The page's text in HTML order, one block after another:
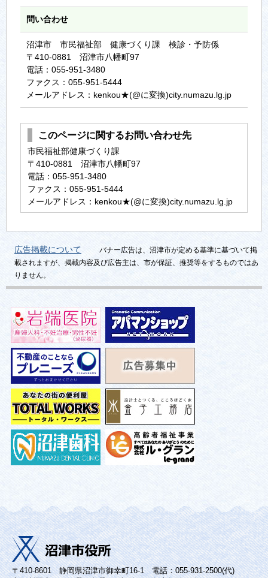
問い合わせ
沼津市 市民福祉部 健康づくり課 検診・予防係
〒410-0881 沼津市八幡町97
電話：055-951-3480
ファクス：055-951-5444
メールアドレス：kenkou★(@に変換)city.numazu.lg.jp
このページに関するお問い合わせ先
市民福祉部健康づくり課
〒410-0881 沼津市八幡町97
電話：055-951-3480
ファクス：055-951-5444
メールアドレス：kenkou★(@に変換)city.numazu.lg.jp
広告掲載について
バナー広告は、沼津市が定める基準に基づいて掲
載されますが、掲載内容及び広告主は、市が保証、推奨等をするものではあ
りません。
〒410-8601 静岡県沼津市御幸町16-1 電話：055-931-2500(代)